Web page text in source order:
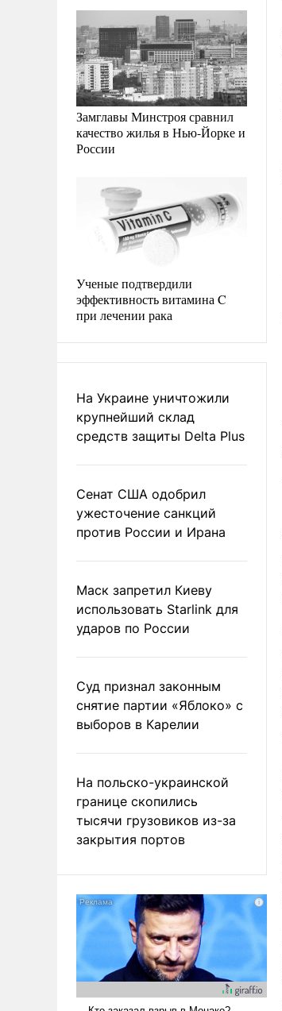
Замглавы Минстроя сравнил
качество жилья в Нью-Йорке и
России
Ученые подтвердили
эффективность витамина C
при лечении рака
На Украине уничтожили
крупнейший склад
средств защиты Delta Plus
Сенат США одобрил
ужесточение санкций
против России и Ирана
Маск запретил Киеву
использовать Starlink для
ударов по России
Суд признал законным
снятие партии «Яблоко» с
выборов в Карелии
На польско-украинской
границе скопились
тысячи грузовиков из-за
закрытия портов